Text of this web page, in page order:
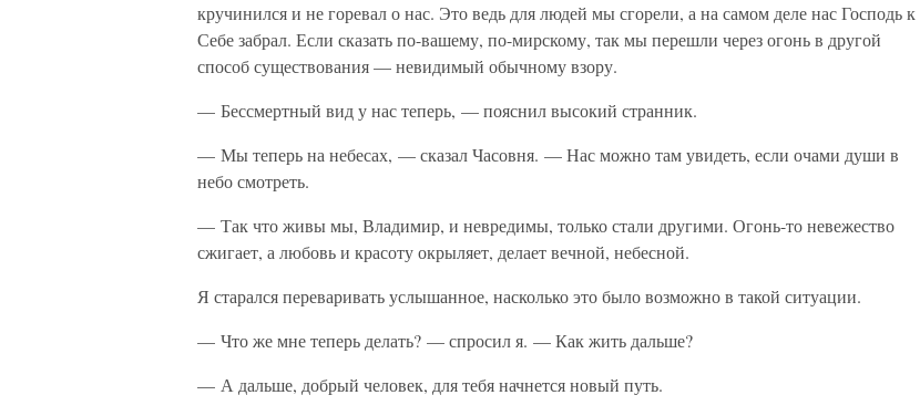
кручинился и не горевал о нас. Это ведь для людей мы сгорели, а на самом деле нас Господь к
Себе забрал. Если сказать по-вашему, по-мирскому, так мы перешли через огонь в другой
способ существования — невидимый обычному взору.
— Бессмертный вид у нас теперь, — пояснил высокий странник.
— Мы теперь на небесах, — сказал Часовня. — Нас можно там увидеть, если очами души в
небо смотреть.
— Так что живы мы, Владимир, и невредимы, только стали другими. Огонь-то невежество
сжигает, а любовь и красоту окрыляет, делает вечной, небесной.
Я старался переваривать услышанное, насколько это было возможно в такой ситуации.
— Что же мне теперь делать? — спросил я. — Как жить дальше?
— А дальше, добрый человек, для тебя начнется новый путь.